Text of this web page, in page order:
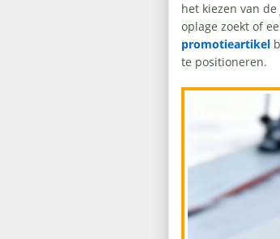
het kiezen van
oplage zoekt of
promotieartikel
te positioneren.